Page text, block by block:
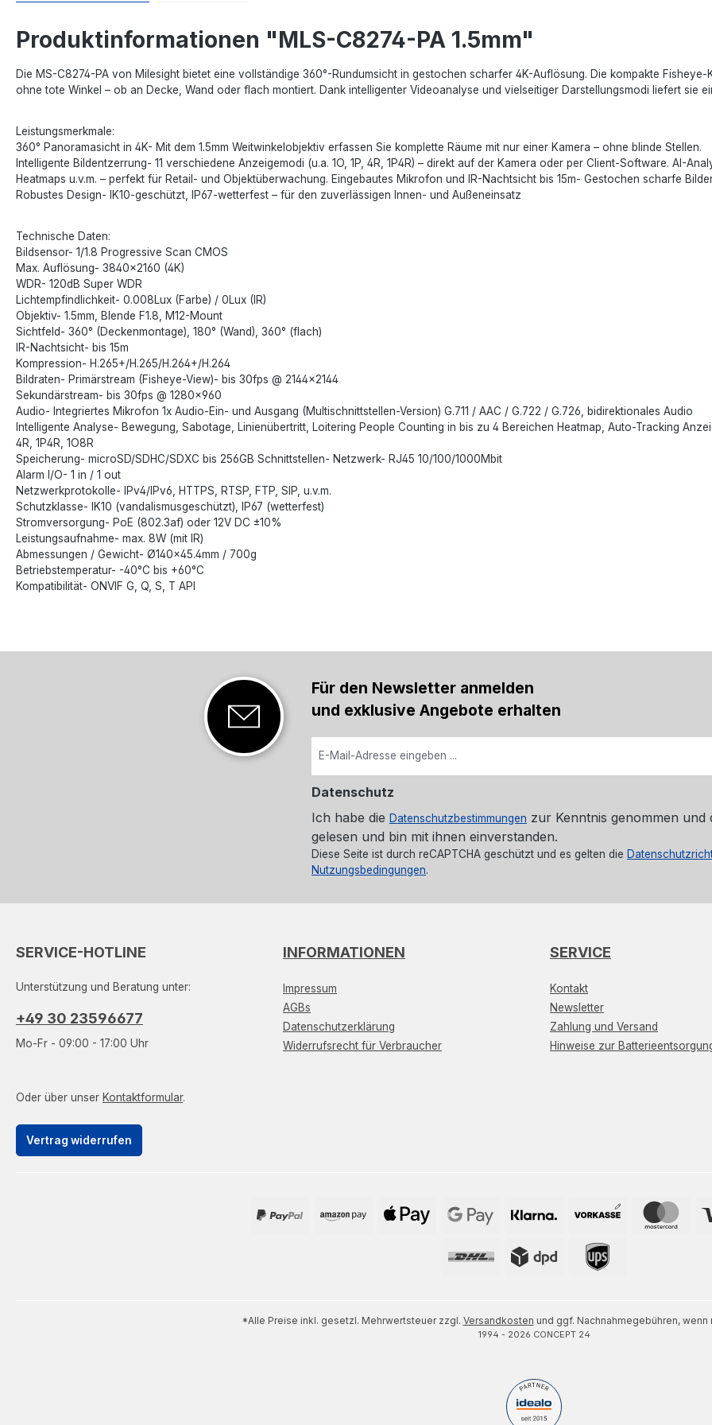
Produktinformationen "MLS-C8274-PA 1.5mm"
Die MS-C8274-PA von Milesight bietet eine vollständige 360°-Rundumsicht in gestochen scharfer 4K-Auflösung. Die kompakte
ohne tote Winkel – ob an Decke, Wand oder flach montiert. Dank intelligenter Videoanalyse und vielseitiger Darstellungsmodi liefert sie
Leistungsmerkmale:
360° Panoramasicht in 4K- Mit dem 1.5mm Weitwinkelobjektiv erfassen Sie komplette Räume mit nur einer Kamera – ohne blinde Stellen.
Intelligente Bildentzerrung- 11 verschiedene Anzeigemodi (u.a. 1O, 1P, 4R, 1P4R) – direkt auf der Kamera oder per Client-Software. AI-
Heatmaps u.v.m. – perfekt für Retail- und Objektüberwachung. Eingebautes Mikrofon und IR-Nachtsicht bis 15m- Gestochen scharfe
Robustes Design- IK10-geschützt, IP67-wetterfest – für den zuverlässigen Innen- und Außeneinsatz
Technische Daten:
Bildsensor- 1/1.8 Progressive Scan CMOS
Max. Auflösung- 3840×2160 (4K)
WDR- 120dB Super WDR
Lichtempfindlichkeit- 0.008Lux (Farbe) / 0Lux (IR)
Objektiv- 1.5mm, Blende F1.8, M12-Mount
Sichtfeld- 360° (Deckenmontage), 180° (Wand), 360° (flach)
IR-Nachtsicht- bis 15m
Kompression- H.265+/H.265/H.264+/H.264
Bildraten- Primärstream (Fisheye-View)- bis 30fps @ 2144×2144
Sekundärstream- bis 30fps @ 1280×960
Audio- Integriertes Mikrofon 1x Audio-Ein- und Ausgang (Multischnittstellen-Version) G.711 / AAC / G.722 / G.726, bidirektionales Audio
Intelligente Analyse- Bewegung, Sabotage, Linienübertritt, Loitering People Counting in bis zu 4 Bereichen Heatmap, Auto-Tracking
4R, 1P4R, 1O8R
Speicherung- microSD/SDHC/SDXC bis 256GB Schnittstellen- Netzwerk- RJ45 10/100/1000Mbit
Alarm I/O- 1 in / 1 out
Netzwerkprotokolle- IPv4/IPv6, HTTPS, RTSP, FTP, SIP, u.v.m.
Schutzklasse- IK10 (vandalismusgeschützt), IP67 (wetterfest)
Stromversorgung- PoE (802.3af) oder 12V DC ±10%
Leistungsaufnahme- max. 8W (mit IR)
Abmessungen / Gewicht- Ø140×45.4mm / 700g
Betriebstemperatur- -40°C bis +60°C
Kompatibilität- ONVIF G, Q, S, T API
Für den Newsletter anmelden
und exklusive Angebote erhalten
Datenschutz
Ich habe die Datenschutzbestimmungen zur Kenntnis genommen und
gelesen und bin mit ihnen einverstanden.
Diese Seite ist durch reCAPTCHA geschützt und es gelten die
Nutzungsbedingungen.
SERVICE-HOTLINE
Unterstützung und Beratung unter:
+49 30 23596677
Mo-Fr - 09:00 - 17:00 Uhr
Oder über unser Kontaktformular.
Vertrag widerrufen
INFORMATIONEN
Impressum
AGBs
Datenschutzerklärung
Widerrufsrecht für Verbraucher
SERVICE
Kontakt
Newsletter
Zahlung und Versand
Hinweise zur
*Alle Preise inkl. gesetzl. Mehrwertsteuer zzgl. Versandkosten und ggf. Nachnahmegebühren,
1994 - 2026 CONCEPT 24